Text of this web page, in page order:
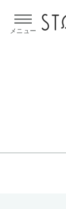
メニュー